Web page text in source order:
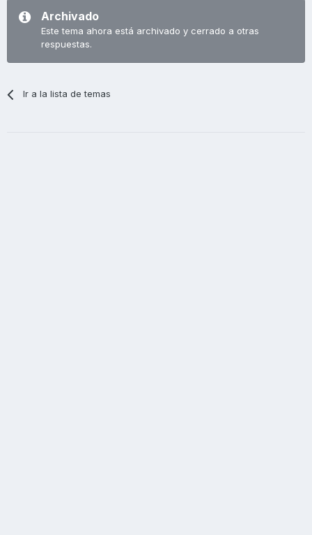
Archivado
Este tema ahora está archivado y cerrado a otras
respuestas.
Ir a la lista de temas